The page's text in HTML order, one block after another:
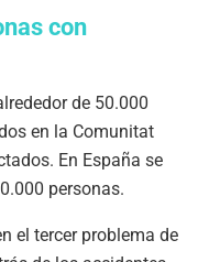
con
de 50.000
en la Comunitat
En España se
personas.
el tercer problema de